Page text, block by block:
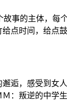
事的主体，每
点时间，给点
逅，感受到女
：叛逆的中学